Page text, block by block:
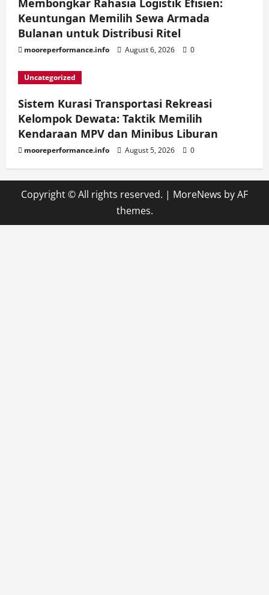
Membongkar Rahasia Logistik Efisien:
Keuntungan Memilih Sewa Armada
Bulanan untuk Distribusi Ritel
mooreperformance.info August 6, 2026 0
Uncategorized
Sistem Kurasi Transportasi Rekreasi
Kelompok Dewata: Taktik Memilih
Kendaraan MPV dan Minibus Liburan
mooreperformance.info August 5, 2026 0
Copyright © All rights reserved. | MoreNews by AF
themes.